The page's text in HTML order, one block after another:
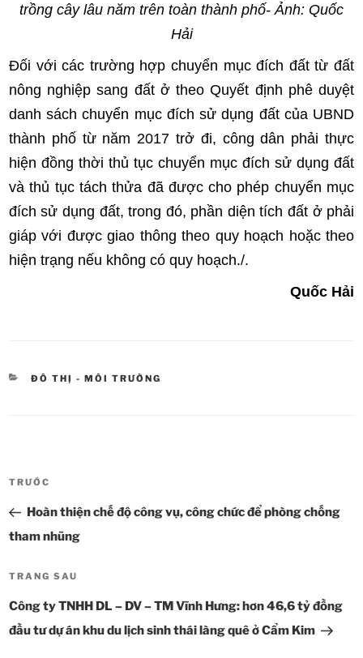
trồng cây lâu năm trên toàn thành phố- Ảnh: Quốc
Hải
Đối với các trường hợp chuyển mục đích đất từ đất
nông nghiệp sang đất ở theo Quyết định phê duyệt
danh sách chuyển mục đích sử dụng đất của UBND
thành phố từ năm 2017 trở đi, công dân phải thực
hiện đồng thời thủ tục chuyển mục đích sử dụng đất
và thủ tục tách thửa đã được cho phép chuyển mục
đích sử dụng đất, trong đó, phần diện tích đất ở phải
giáp với được giao thông theo quy hoạch hoặc theo
hiện trạng nếu không có quy hoạch./.
Quốc Hải
DANH
ĐÔ THỊ - MÔI TRƯỜNG
bài
viết
Bài
cũ
hơn
TRƯỚC
Hoàn thiện chế độ công vụ, công chức để phòng chống
tham nhũng
Bài
tiếp
theo
TRANG SAU
Công ty TNHH DL – DV – TM Vĩnh Hưng: hơn 46,6 tỷ đồng
đầu tư dự án khu du lịch sinh thái làng quê ở Cẩm Kim